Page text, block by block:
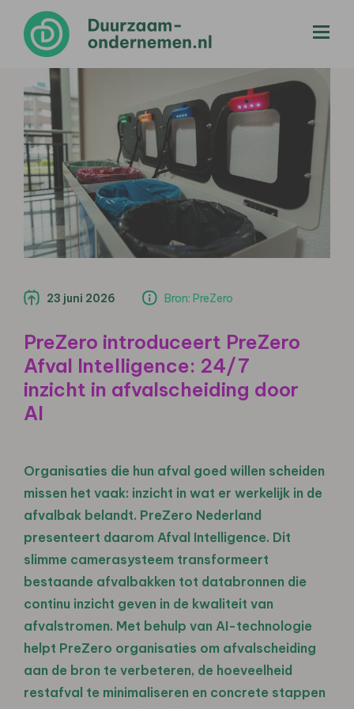
23 juni 2026 Bron: PreZero
PreZero introduceert PreZero
Afval Intelligence: 24/7
inzicht in afvalscheiding door
AI
Organisaties die hun afval goed willen scheiden
missen het vaak: inzicht in wat er werkelijk in de
afvalbak belandt. PreZero Nederland
presenteert daarom Afval Intelligence. Dit
slimme camerasysteem transformeert
bestaande afvalbakken tot databronnen die
continu inzicht geven in de kwaliteit van
afvalstromen. Met behulp van AI-technologie
helpt PreZero organisaties om afvalscheiding
aan de bron te verbeteren, de hoeveelheid
restafval te minimaliseren en concrete stappen